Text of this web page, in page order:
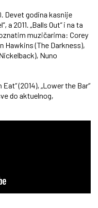
Devet godina kasnije
a 2011. „Balls Out“ i na ta
muzičarima: Corey
Hawkins (The Darkness),
Nuno
(2014), „Lower the Bar“
do aktuelnog,